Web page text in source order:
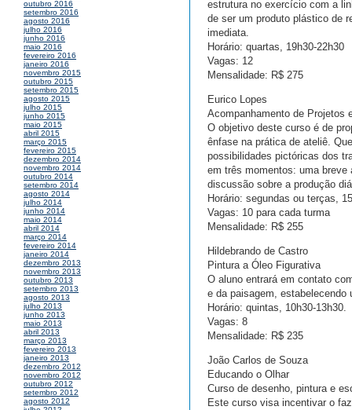
outubro 2016
setembro 2016
agosto 2016
julho 2016
junho 2016
maio 2016
fevereiro 2016
janeiro 2016
novembro 2015
outubro 2015
setembro 2015
agosto 2015
julho 2015
junho 2015
maio 2015
abril 2015
março 2015
fevereiro 2015
dezembro 2014
novembro 2014
outubro 2014
setembro 2014
agosto 2014
julho 2014
junho 2014
maio 2014
abril 2014
março 2014
fevereiro 2014
janeiro 2014
dezembro 2013
novembro 2013
outubro 2013
setembro 2013
agosto 2013
julho 2013
junho 2013
maio 2013
abril 2013
março 2013
fevereiro 2013
janeiro 2013
dezembro 2012
novembro 2012
outubro 2012
setembro 2012
agosto 2012
estrutura no exercício com a
de ser um produto plástico de
imediata.
Horário: quartas, 19h30-22h30
Vagas: 12
Mensalidade: R$ 275
Eurico Lopes
Acompanhamento de Projetos
O objetivo deste curso é de
ênfase na prática de ateliê.
possibilidades pictóricas dos
em três momentos: uma
discussão sobre a produção
Horário: segundas ou terças,
Vagas: 10 para cada turma
Mensalidade: R$ 255
Hildebrando de Castro
Pintura a Óleo Figurativa
O aluno entrará em contato
e da paisagem, estabelecendo
Horário: quintas, 10h30-13h30.
Vagas: 8
Mensalidade: R$ 235
João Carlos de Souza
Educando o Olhar
Curso de desenho, pintura e
Este curso visa incentivar o